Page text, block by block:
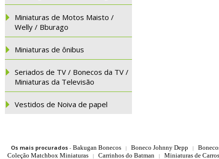
Miniaturas de Motos Maisto /
Welly / Bburago
Miniaturas de ônibus
Seriados de TV / Bonecos da TV /
Miniaturas da Televisão
Vestidos de Noiva de papel
Os mais procurados- Bakugan Bonecos | Boneco Johnny Depp |
Coleção Matchbox Miniaturas
| Carrinhos do Batman | Miniaturas de